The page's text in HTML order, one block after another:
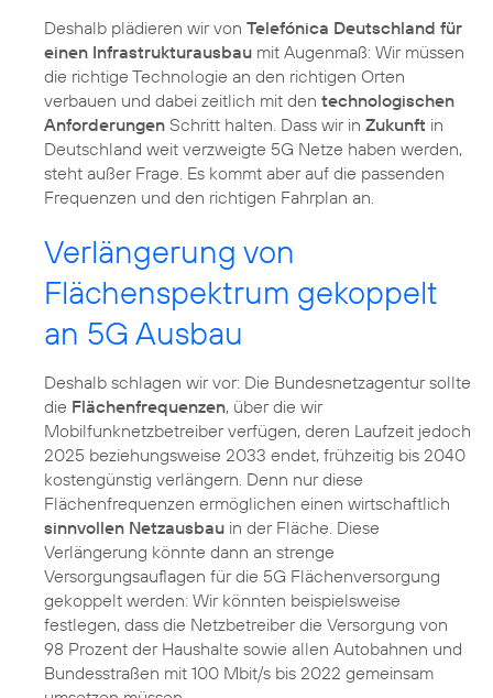
Deshalb plädieren wir von Telefónica Deutschland für
einen Infrastrukturausbau mit Augenmaß: Wir müssen
die richtige Technologie an den richtigen Orten
verbauen und dabei zeitlich mit den technologischen
Anforderungen Schritt halten. Dass wir in Zukunft in
Deutschland weit verzweigte 5G Netze haben werden,
steht außer Frage. Es kommt aber auf die passenden
Frequenzen und den richtigen Fahrplan an.
Verlängerung von
Flächenspektrum gekoppelt
an 5G Ausbau
Deshalb schlagen wir vor: Die Bundesnetzagentur sollte
die Flächenfrequenzen, über die wir
Mobilfunknetzbetreiber verfügen, deren Laufzeit jedoch
2025 beziehungsweise 2033 endet, frühzeitig bis 2040
kostengünstig verlängern. Denn nur diese
Flächenfrequenzen ermöglichen einen wirtschaftlich
sinnvollen Netzausbau in der Fläche. Diese
Verlängerung könnte dann an strenge
Versorgungsauflagen für die 5G Flächenversorgung
gekoppelt werden: Wir könnten beispielsweise
festlegen, dass die Netzbetreiber die Versorgung von
98 Prozent der Haushalte sowie allen Autobahnen und
Bundesstraßen mit 100 Mbit/s bis 2022 gemeinsam